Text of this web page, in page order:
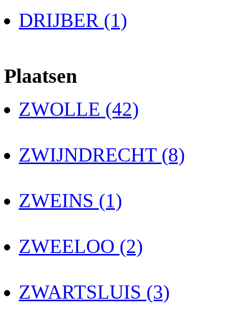
DRIJBER (1)
Plaatsen
ZWOLLE (42)
ZWIJNDRECHT (8)
ZWEINS (1)
ZWEELOO (2)
ZWARTSLUIS (3)